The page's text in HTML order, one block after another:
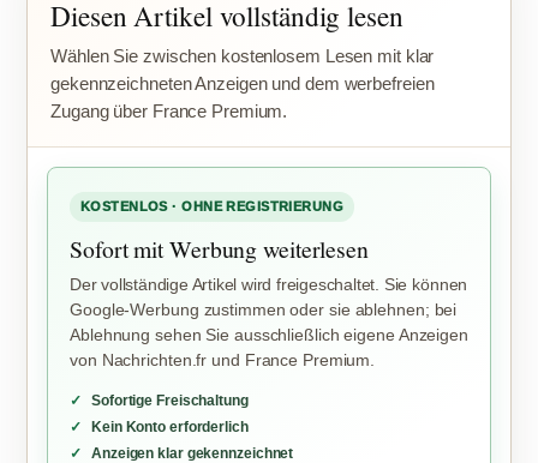
Diesen Artikel vollständig lesen
Wählen Sie zwischen kostenlosem Lesen mit klar
gekennzeichneten Anzeigen und dem werbefreien
Zugang über France Premium.
KOSTENLOS · OHNE REGISTRIERUNG
Sofort mit Werbung weiterlesen
Der vollständige Artikel wird freigeschaltet. Sie können
Google-Werbung zustimmen oder sie ablehnen; bei
Ablehnung sehen Sie ausschließlich eigene Anzeigen
von Nachrichten.fr und France Premium.
Sofortige Freischaltung
Kein Konto erforderlich
Anzeigen klar gekennzeichnet